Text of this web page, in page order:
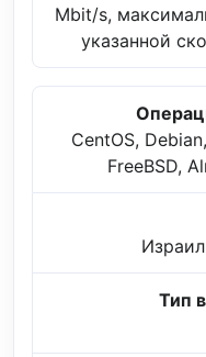
Mbit/s,
указанной
CentOS,
FreeBSD,
Тип